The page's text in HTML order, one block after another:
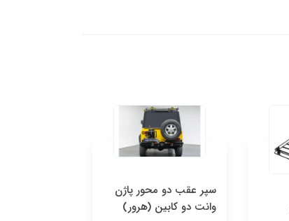
سپر عقب دو محور پاژن
وانت دو کابین (هرور)